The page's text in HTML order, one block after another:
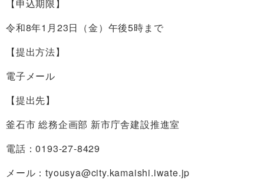
【申込期限】
令和8年1月23日（金）午後5時まで
【提出方法】
電子メール
【提出先】
釜石市 総務企画部 新市庁舎建設推進室
電話：0193-27-8429
メール：tyousya@city.kamaishi.iwate.jp